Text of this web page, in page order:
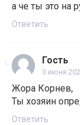
а че ты это на
Ответить
Гость
3 июня
Жора Корнев,
Ты хозяин
Ответить